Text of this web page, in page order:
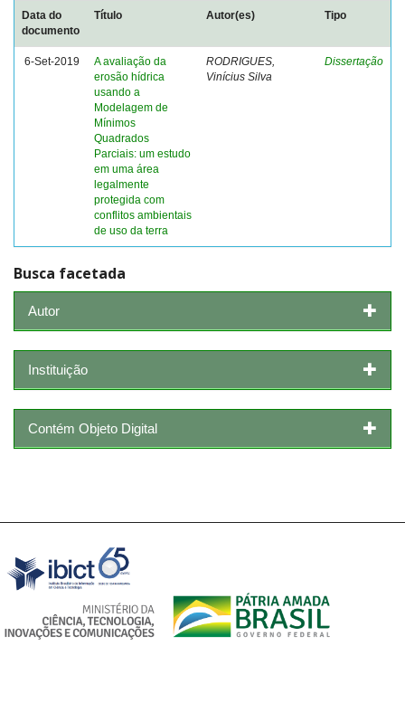
Data do
documento
Título Autor(es) Tipo
6-Set-2019
A avaliação da
erosão hídrica
usando a
Modelagem de
Mínimos
Quadrados
Parciais: um estudo
em uma área
legalmente
protegida com
conflitos ambientais
de uso da terra
RODRIGUES,
Vinícius Silva
Dissertação
Busca facetada
Autor
Instituição
Contém Objeto Digital